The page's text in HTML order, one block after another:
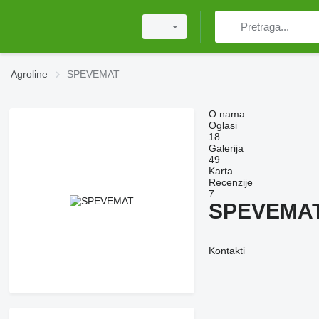
Agroline SPEVEMAT
O nama
Oglasi
18
Galerija
49
Karta
Recenzije
7
Kontakti